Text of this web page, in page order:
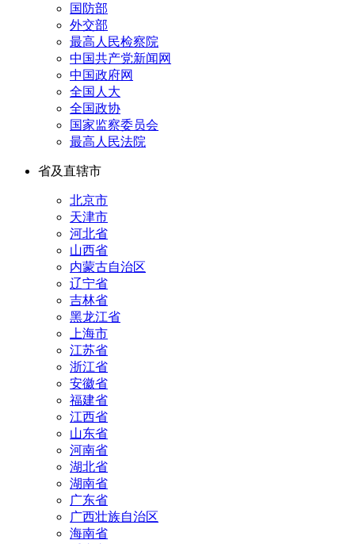
国防部
外交部
最高人民检察院
中国共产党新闻网
中国政府网
全国人大
全国政协
国家监察委员会
最高人民法院
省及直辖市
北京市
天津市
河北省
山西省
内蒙古自治区
辽宁省
吉林省
黑龙江省
上海市
江苏省
浙江省
安徽省
福建省
江西省
山东省
河南省
湖北省
湖南省
广东省
广西壮族自治区
海南省